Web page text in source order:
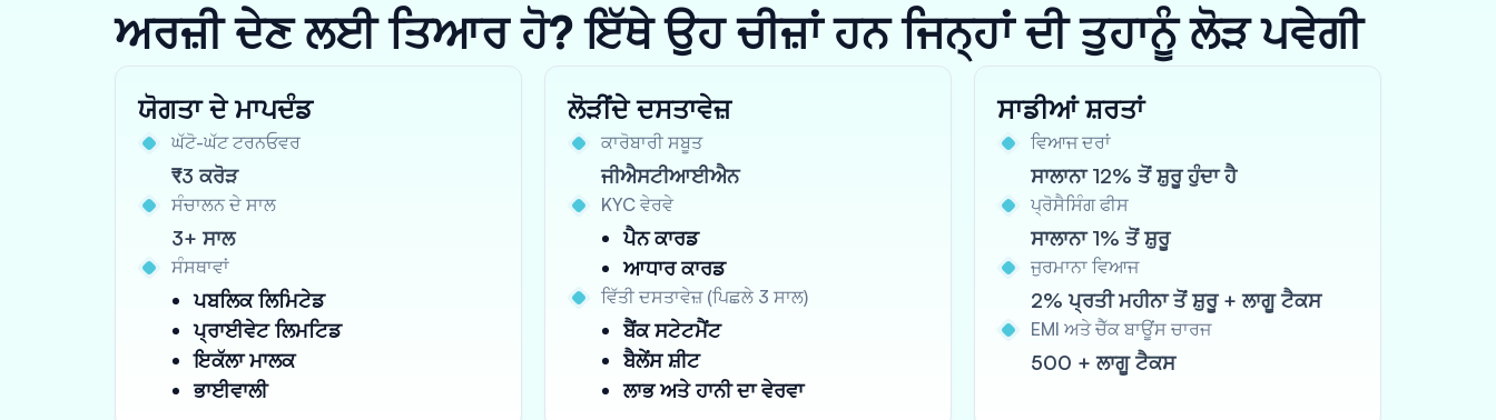
ਅਰਜ਼ੀ ਦੇਣ ਲਈ ਤਿਆਰ ਹੋ? ਇੱਥੇ ਉਹ ਚੀਜ਼ਾਂ ਹਨ ਜਿਨ੍ਹਾਂ ਦੀ ਤੁਹਾਨੂੰ ਲੋੜ ਪਵੇਗੀ
ਯੋਗਤਾ ਦੇ ਮਾਪਦੰਡ
ਘੱਟੋ-ਘੱਟ ਟਰਨਓਵਰ
₹3 ਕਰੋੜ
ਸੰਚਾਲਨ ਦੇ ਸਾਲ
3+ ਸਾਲ
ਸੰਸਥਾਵਾਂ
ਪਬਲਿਕ ਲਿਮਿਟੇਡ
ਪ੍ਰਾਈਵੇਟ ਲਿਮਟਿਡ
ਇਕੱਲਾ ਮਾਲਕ
ਭਾਈਵਾਲੀ
ਲੋੜੀਂਦੇ ਦਸਤਾਵੇਜ਼
ਕਾਰੋਬਾਰੀ ਸਬੂਤ
ਜੀਐਸਟੀਆਈਐਨ
KYC ਵੇਰਵੇ
ਪੈਨ ਕਾਰਡ
ਆਧਾਰ ਕਾਰਡ
ਵਿੱਤੀ ਦਸਤਾਵੇਜ਼ (ਪਿਛਲੇ 3 ਸਾਲ)
ਬੈਂਕ ਸਟੇਟਮੈਂਟ
ਬੈਲੇਂਸ ਸ਼ੀਟ
ਲਾਭ ਅਤੇ ਹਾਨੀ ਦਾ ਵੇਰਵਾ
ਸਾਡੀਆਂ ਸ਼ਰਤਾਂ
ਵਿਆਜ ਦਰਾਂ
ਸਾਲਾਨਾ 12% ਤੋਂ ਸ਼ੁਰੂ ਹੁੰਦਾ ਹੈ
ਪ੍ਰੋਸੈਸਿੰਗ ਫੀਸ
ਸਾਲਾਨਾ 1% ਤੋਂ ਸ਼ੁਰੂ
ਜੁਰਮਾਨਾ ਵਿਆਜ
2% ਪ੍ਰਤੀ ਮਹੀਨਾ ਤੋਂ ਸ਼ੁਰੂ + ਲਾਗੂ ਟੈਕਸ
EMI ਅਤੇ ਚੈੱਕ ਬਾਊਂਸ ਚਾਰਜ
500 + ਲਾਗੂ ਟੈਕਸ